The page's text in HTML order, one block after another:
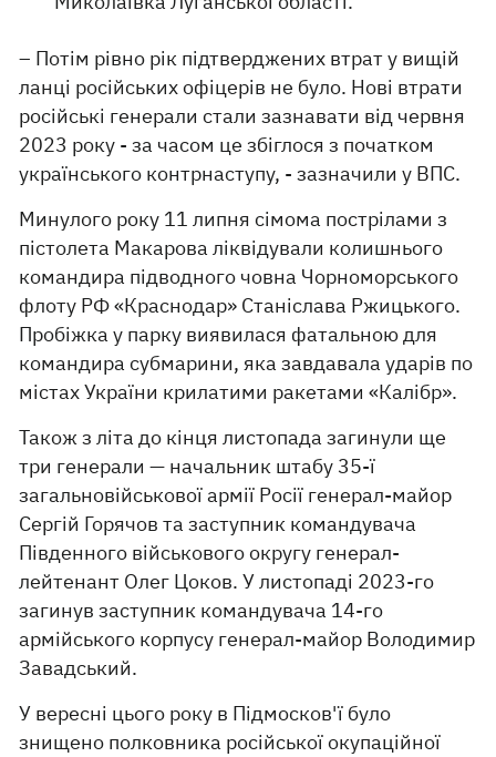
– Потім рівно рік підтверджених втрат у вищій
ланці російських офіцерів не було. Нові втрати
російські генерали стали зазнавати від червня
2023 року - за часом це збіглося з початком
українського контрнаступу, - зазначили у ВПС.
Минулого року 11 липня сімома пострілами з
пістолета Макарова ліквідували колишнього
командира підводного човна Чорноморського
флоту РФ «Краснодар» Станіслава Ржицького.
Пробіжка у парку виявилася фатальною для
командира субмарини, яка завдавала ударів по
містах України крилатими ракетами «Калібр».
Також з літа до кінця листопада загинули ще
три генерали — начальник штабу 35-ї
загальновійськової армії Росії генерал-майор
Сергій Горячов та заступник командувача
Південного військового округу генерал-
лейтенант Олег Цоков. У листопаді 2023-го
загинув заступник командувача 14-го
армійського корпусу генерал-майор Володимир
Завадський.
У вересні цього року в Підмосков'ї було
знищено полковника російської окупаційної